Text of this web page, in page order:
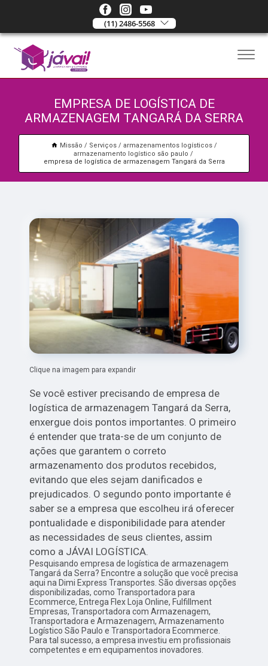
(11) 2486-5568
EMPRESA DE LOGÍSTICA DE
ARMAZENAGEM TANGARÁ DA SERRA
Missão Serviços
armazenamentos logísticos
armazenamento logístico são paulo
empresa de logística de armazenagem Tangará da Serra
Clique na imagem para expandir
Se você estiver precisando de empresa de
logística de armazenagem Tangará da Serra,
enxergue dois pontos importantes. O primeiro
é entender que trata-se de um conjunto de
ações que garantem o correto
armazenamento dos produtos recebidos,
evitando que eles sejam danificados e
prejudicados. O segundo ponto importante é
saber se a empresa que escolheu irá oferecer
pontualidade e disponibilidade para atender
as necessidades de seus clientes, assim
como a JÁVAI LOGÍSTICA.
Pesquisando empresa de logística de armazenagem
Tangará da Serra? Encontre a solução que você precisa
aqui na Dimi Express Transportes. São diversas opções
disponibilizadas, como Transportadora para
Ecommerce, Entrega Flex Loja Online, Fulfillment
Empresas, Transportadora com Armazenagem,
Transportadora e Armazenagem, Armazenamento
Logístico São Paulo e Transportadora Ecommerce.
Para tal sucesso, a empresa investiu em profissionais
competentes e em equipamentos inovadores.